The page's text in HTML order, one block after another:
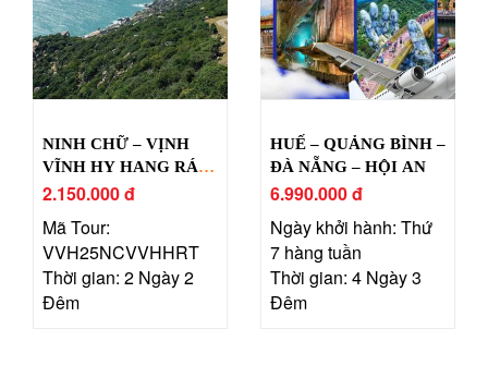
NINH CHỮ – VỊNH
VĨNH HY HANG RÁI –
LÀNG MÔNG CỔ
2.150.000 đ
Mã Tour:
VVH25NCVVHHRT
Thời gian: 2 Ngày 2
Đêm
HUẾ – QUẢNG BÌNH –
ĐÀ NẴNG – HỘI AN
6.990.000 đ
Ngày khởi hành: Thứ
7 hàng tuần
Thời gian: 4 Ngày 3
Đêm